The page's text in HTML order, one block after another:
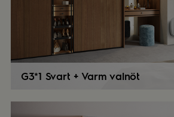
G3*1 Svart + Varm valnöt